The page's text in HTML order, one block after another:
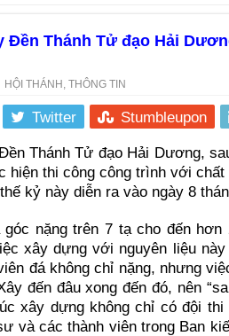
Đền Thánh Tử đạo Hải
HỘI THÁNH , THÔNG TIN
Twitter Stumbleupon
Thánh Tử đạo Hải Dương,
hiện thi công công trình với
kỷ này diễn ra vào ngày 8
góc nặng trên 7 tạ cho đến
xây dựng với nguyên liệu
đá không chỉ nặng, nhưng
đến đâu xong đến đó, nên
xây dựng không chỉ có đội
và các thành viên trong Ban